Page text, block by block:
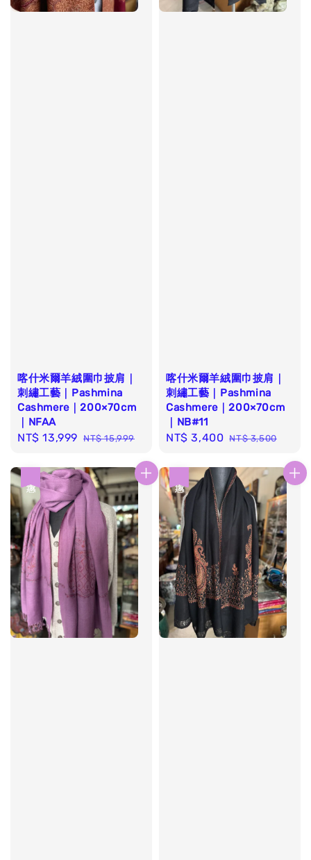
喀什米爾羊絨圍巾披肩｜
刺繡工藝｜Pashmina
Cashmere｜200×70cm
｜NFAA
Sale
NT$ 13,999 Regular
NT$ 15,999
喀什米爾羊絨圍巾披肩｜
刺繡工藝｜Pashmina
Cashmere｜200×70cm
｜NB#11
Sale
NT$ 3,400 Regular
NT$ 3,500